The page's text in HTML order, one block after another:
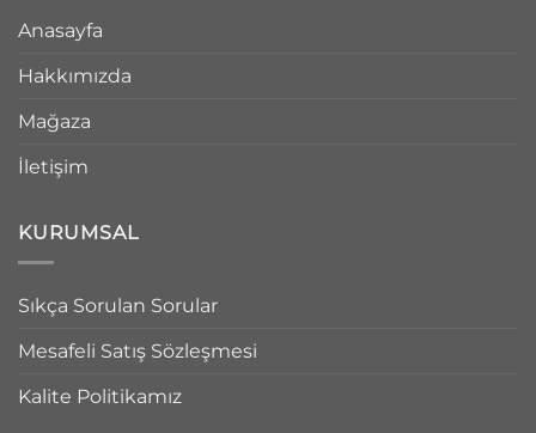
Anasayfa
Hakkımızda
Mağaza
İletişim
KURUMSAL
Sıkça Sorulan Sorular
Mesafeli Satış Sözleşmesi
Kalite Politikamız